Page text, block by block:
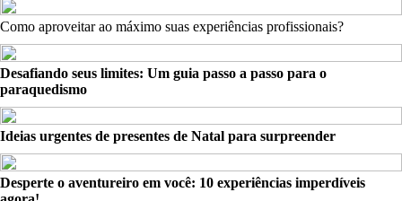
Como aproveitar ao máximo suas experiências profissionais?
Desafiando seus limites: Um guia passo a passo para o
paraquedismo
Ideias urgentes de presentes de Natal para surpreender
Desperte o aventureiro em você: 10 experiências imperdíveis